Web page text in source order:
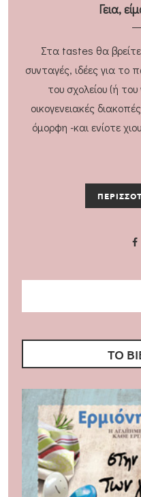
Γεια,
Στα tastes θα βρείτε
συνταγές, ιδέες για το
του σχολείου (ή
οικογενειακές
όμορφη -και ενίοτε
ΤΟ